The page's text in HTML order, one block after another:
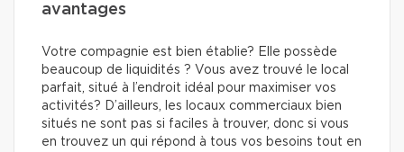
avantages
Votre compagnie est bien établie? Elle possède
beaucoup de liquidités ? Vous avez trouvé le local
parfait, situé à l’endroit idéal pour maximiser vos
activités? D’ailleurs, les locaux commerciaux bien
situés ne sont pas si faciles à trouver, donc si vous
en trouvez un qui répond à tous vos besoins tout en